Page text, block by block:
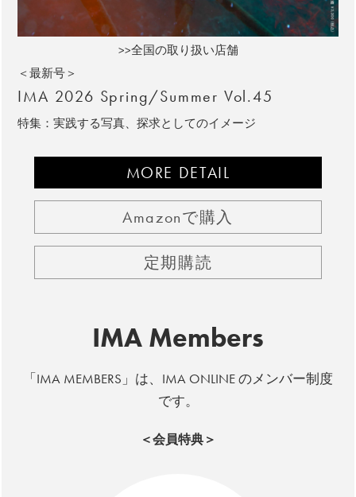
>>全国の取り扱い店舗
＜最新号＞
IMA 2026 Spring/Summer Vol.45
特集：実践する写真、探求としてのイメージ
MORE DETAIL
Amazonで購入
定期購読
IMA Members
「IMA MEMBERS」は、IMA ONLINE のメンバー制度
です。
＜会員特典＞